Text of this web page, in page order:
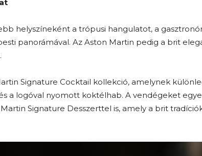
helyszíneként a trópusi hangulatot, a
panorámával. Az Aston Martin pedig a brit
Signature Cocktail kollekció, amelynek
a logóval nyomott koktélhab. A vendégeket
Signature Desszerttel is, amely a brit